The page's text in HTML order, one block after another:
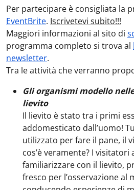
Per partecipare è consigliata la
EventBrite. Iscrivetevi subito!!!
Maggiori informazioni al sito di
programma completo si trova al
newsletter.
Tra le attività che verranno
Gli organismi modello
lievito
Il lievito è stato tra i primi
addomesticato dall’uomo!
utilizzato per fare il pane, il
cos’è veramente? I
familiarizzare con il lievito,
fresco per l’osservazione al